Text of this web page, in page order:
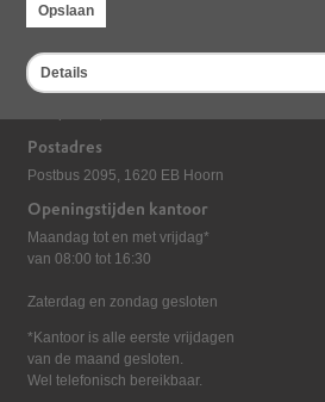
Opslaan
Details
Bezoekadres
Postadres
Postbus 2095, 1620 EB Hoorn
Openingstijden kantoor
Maandag tot en met vrijdag*
van 08:00 tot 16:30
Zaterdag en zondag gesloten
*Kantoor is alle eerste vrijdagen
van de maand gesloten.
Wel telefonisch bereikbaar.